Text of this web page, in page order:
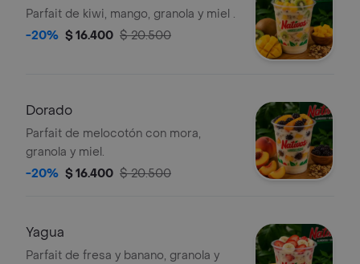
Parfait de kiwi, mango, granola y miel .
-20% $ 16.400 $ 20.500
Dorado
Parfait de melocotón con mora,
granola y miel.
-20% $ 16.400 $ 20.500
Yagua
Parfait de fresa y banano, granola y